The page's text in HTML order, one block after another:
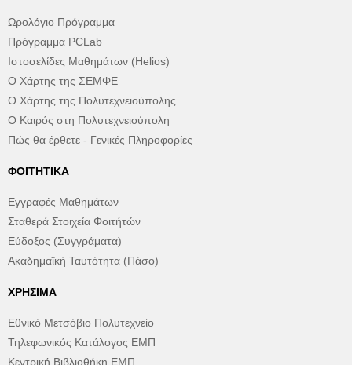
Ωρολόγιο Πρόγραμμα
Πρόγραμμα PCLab
Ιστοσελίδες Μαθημάτων (Helios)
Ο Χάρτης της ΣΕΜΦΕ
Ο Χάρτης της Πολυτεχνειούπολης
Ο Καιρός στη Πολυτεχνειούπολη
Πώς θα έρθετε - Γενικές Πληροφορίες
ΦΟΙΤΗΤΙΚΆ
Εγγραφές Μαθημάτων
Σταθερά Στοιχεία Φοιτήτών
Εύδοξος (Συγγράματα)
Ακαδημαϊκή Ταυτότητα (Πάσο)
ΧΡΉΣΙΜΑ
Εθνικό Μετσόβιο Πολυτεχνείο
Τηλεφωνικός Κατάλογος ΕΜΠ
Κεντρική Βιβλιοθήκη ΕΜΠ